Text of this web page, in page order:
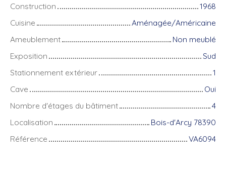
Construction
1968
Cuisine
Aménagée/Américaine
Ameublement
Non meublé
Exposition
Sud
Stationnement extérieur
1
Cave
Oui
Nombre d'étages du bâtiment
4
Localisation
Bois-d'Arcy 78390
Référence
VA6094